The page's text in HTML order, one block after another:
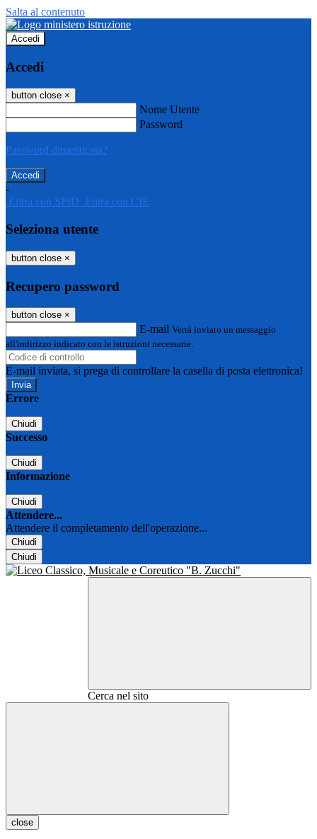
Salta al contenuto
Accedi
Accedi
button close ×
Nome Utente
Password
Password dimenticata?
-
Entra con SPID Entra con CIE
Seleziona utente
button close ×
Recupero password
button close ×
E-mail Verrà inviato un messaggio
all'indirizzo indicato con le istruzioni necessarie.
E-mail inviata, si prega di controllare la casella di posta elettronica!
Errore
Chiudi
Successo
Chiudi
Informazione
Chiudi
Attendere...
Attendere il completamento dell'operazione...
Chiudi
Chiudi
Cerca nel sito
close